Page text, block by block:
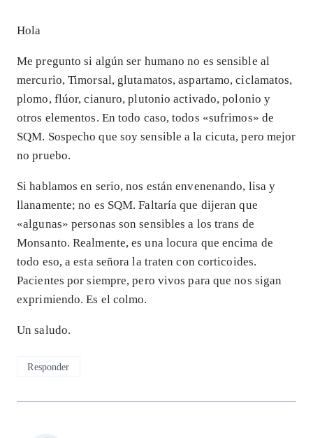
Hola
Me pregunto si algún ser humano no es sensible al
mercurio, Timorsal, glutamatos, aspartamo, ciclamatos,
plomo, flúor, cianuro, plutonio activado, polonio y
otros elementos. En todo caso, todos «sufrimos» de
SQM. Sospecho que soy sensible a la cicuta, pero mejor
no pruebo.
Si hablamos en serio, nos están envenenando, lisa y
llanamente; no es SQM. Faltaría que dijeran que
«algunas» personas son sensibles a los trans de
Monsanto. Realmente, es una locura que encima de
todo eso, a esta señora la traten con corticoides.
Pacientes por siempre, pero vivos para que nos sigan
exprimiendo. Es el colmo.
Un saludo.
Responder